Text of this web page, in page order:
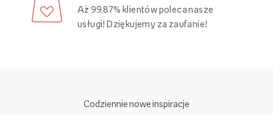
Aż 99,87% klientów poleca nasze
usługi! Dziękujemy za zaufanie!
Codziennie nowe inspiracje